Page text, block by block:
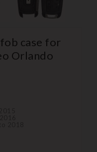
case for
Orlando